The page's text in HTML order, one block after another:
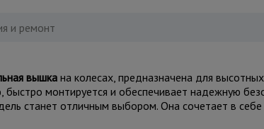
и ремонт
вышкана колесах, предназначена для
монтируется и обеспечивает надежную
станет отличным выбором. Она сочетает в